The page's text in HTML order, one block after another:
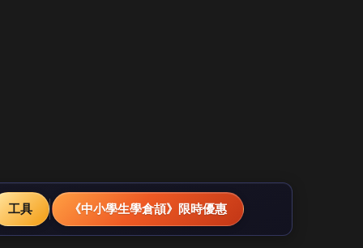
工具 《中小學生學倉頡》限時優惠